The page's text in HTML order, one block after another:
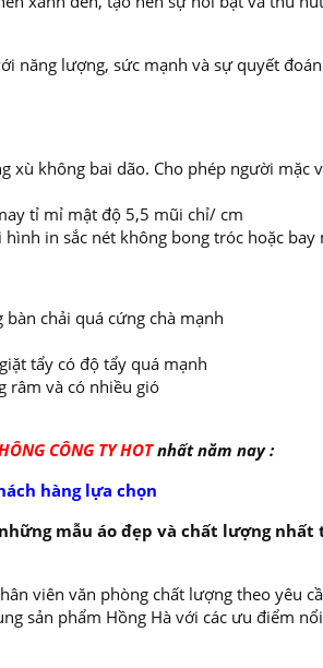
năng lượng, sức mạnh và sự quyết
xù không bai dão. Cho phép người mặc
tỉ mỉ mật độ 5,5 mũi chỉ/ cm
in sắc nét không bong tróc hoặc bay
chải quá cứng chà mạnh
tẩy có độ tẩy quá mạnh
râm và có nhiều gió
CÔNG TY HOTnhất năm nay :
hàng lựa chọn
mẫu áo đẹp và chất lượng nhất
viên văn phòng chất lượng theo yêu
sản phẩm Hồng Hà với các ưu điểm